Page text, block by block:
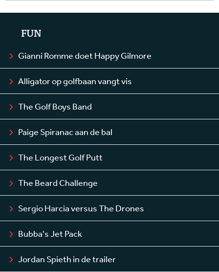
FUN
Gianni Romme doet Happy Gilmore
Alligator op golfbaan vangt vis
The Golf Boys Band
Paige Spiranac aan de bal
The Longest Golf Putt
The Beard Challenge
Sergio Harcia versus The Drones
Bubba's Jet Pack
Jordan Spieth in de trailer